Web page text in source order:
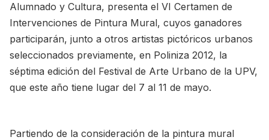
Alumnado y Cultura, presenta el VI Certamen de
Intervenciones de Pintura Mural, cuyos ganadores
participarán, junto a otros artistas pictóricos urbanos
seleccionados previamente, en Poliniza 2012, la
séptima edición del Festival de Arte Urbano de la UPV,
que este año tiene lugar del 7 al 11 de mayo.
Partiendo de la consideración de la pintura mural